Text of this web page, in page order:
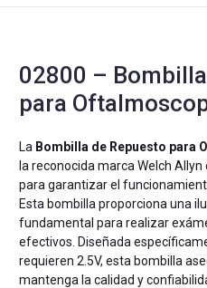
02800 –
para
La Bombilla de Repuesto para
la reconocida marca Welch
para garantizar el
Esta bombilla proporciona una
fundamental para realizar
efectivos. Diseñada
requieren 2.5V, esta bombilla
mantenga la calidad y